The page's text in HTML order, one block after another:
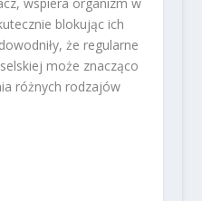
wspiera organizm w
blokując ich
że regularne
może znacząco
różnych rodzajów